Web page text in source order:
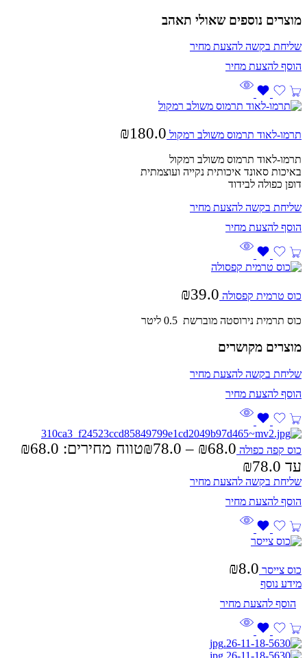
מוצרים נוספים שאולי תאהב
שליחת בקשה להצעת מחיר
תרמו-לאוד תרמוס משולב רמקול ₪180.0
תרמו-לאוד תרמוס משולב רמקול
באיכות סאונד איכותית נקייה ועוצמתית
דופן כפולה לבידוד
שליחת בקשה להצעת מחיר
כוס טרמית קפסולה ₪39.0
כוס תרמית נירוסטה מוברשת 0.5 ליטר
מוצרים מקושרים
שליחת בקשה להצעת מחיר
כוס קפה כפולה ₪68.0
–
₪78.0
עד ⁦₪78.0⁩
שליחת בקשה להצעת מחיר
כוס צייסר ₪8.0
מידע נוסף